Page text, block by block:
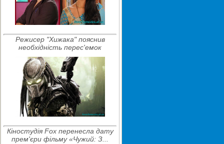
Режисер "Хижака" пояснив
необхідність перес'емок
Кіностудія Fox перенесла дату
прем'єри фільму «Чужий: З...